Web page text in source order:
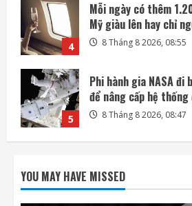
5
Phi hành gia NASA đi
để nâng cấp hệ thống
8 Tháng 8 2026, 08:47
1
Amazon tài trợ nhà
phục vụ các trung
9 Tháng 8 2026, 09:23
2
Astra vì lo ngại an ninh
9 Tháng 8 2026, 09:21
YOU MAY HAVE MISSED